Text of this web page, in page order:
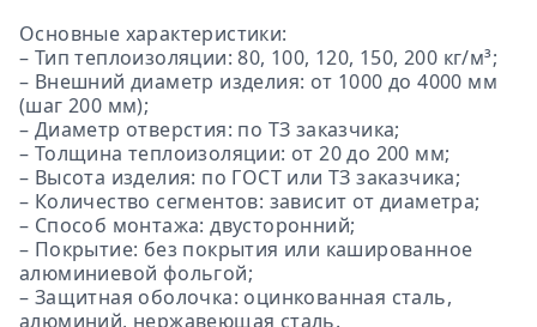
Основные характеристики:
– Тип теплоизоляции: 80, 100, 120, 150, 200 кг/м³;
– Внешний диаметр изделия: от 1000 до 4000 мм
(шаг 200 мм);
– Диаметр отверстия: по ТЗ заказчика;
– Толщина теплоизоляции: от 20 до 200 мм;
– Высота изделия: по ГОСТ или ТЗ заказчика;
– Количество сегментов: зависит от диаметра;
– Способ монтажа: двусторонний;
– Покрытие: без покрытия или кашированное
алюминиевой фольгой;
– Защитная оболочка: оцинкованная сталь,
алюминий, нержавеющая сталь.